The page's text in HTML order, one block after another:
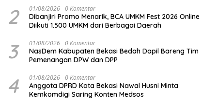
2 01/08/2026 0 Komentar
Dibanjiri Promo Menarik, BCA UMKM Fest 2026 Online
Diikuti 1.500 UMKM dari Berbagai Daerah
3 01/08/2026 0 Komentar
NasDem Kabupaten Bekasi Bedah Dapil Bareng Tim
Pemenangan DPW dan DPP
4 01/08/2026 0 Komentar
Anggota DPRD Kota Bekasi Nawal Husni Minta
Kemkomdigi Saring Konten Medsos